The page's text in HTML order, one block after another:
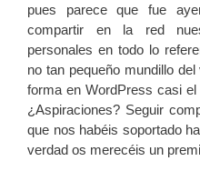
pues parece que fue
compartir en la red
personales en todo lo
no tan pequeño mundillo
forma en WordPress casi
¿Aspiraciones? Seguir
que nos habéis soportado
verdad os merecéis un